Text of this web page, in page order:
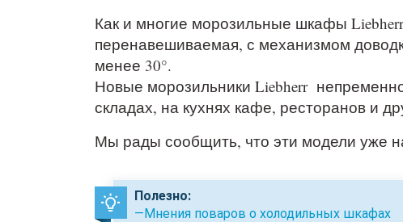
Как и многие морозильные шкафы
перенавешиваемая, с механизмом
менее 30°.
Новые морозильники Liebherr
складах, на кухнях кафе, ресторанов и
Мы рады сообщить, что эти модели уже
Полезно:
—Мнения поваров о холодильных шкафах